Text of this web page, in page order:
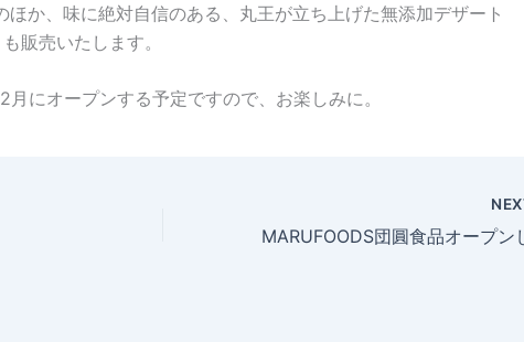
ほか、味に絶対自信のある、丸王が立ち上げた無添加デザート
販売いたします。
月にオープンする予定ですので、お楽しみに。